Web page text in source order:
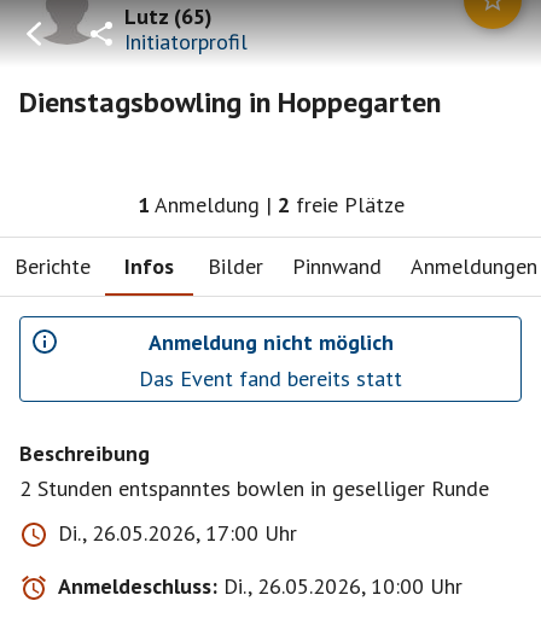
Lutz(65)
Initiatorprofil
Dienstagsbowling in Hoppegarten
1 Anmeldung | 2 freie Plätze
Berichte Infos Bilder Pinnwand Anmeldungen
Anmeldung nicht möglich
Das Event fand bereits statt
Beschreibung
2 Stunden entspanntes bowlen in geselliger Runde
Di., 26.05.2026, 17:00 Uhr
Anmeldeschluss: Di., 26.05.2026, 10:00 Uhr